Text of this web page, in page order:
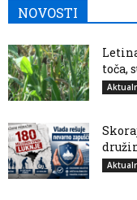
NOVOSTI
toča,